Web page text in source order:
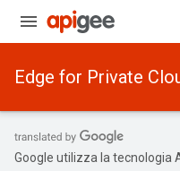
Edge for Private
Google utilizza la tecnologia